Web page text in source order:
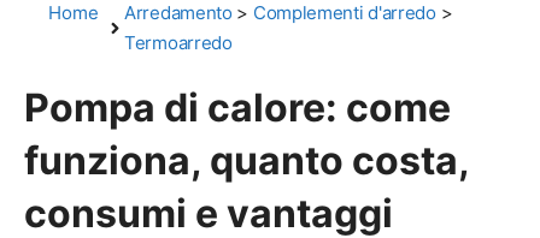
Home Arredamento > Complementi d'arredo >
Termoarredo
Pompa di calore: come
funziona, quanto costa,
consumi e vantaggi